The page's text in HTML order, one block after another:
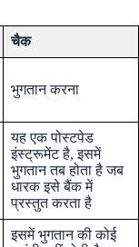
चैक
भुगतान करना
यह एक पोस्टपेड
इंस्ट्रूमेंट है, इसमें
भुगतान तब होता है जब
धारक इसे बैंक में
प्रस्तुत करता है
इसमें भुगतान की कोई